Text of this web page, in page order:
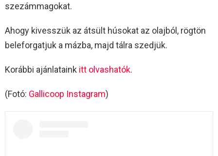
szezámmagokat.
Ahogy kivesszük az átsült húsokat az olajból, rögtön
beleforgatjuk a mázba, majd tálra szedjük.
Korábbi ajánlataink itt olvashatók.
(Fotó: Gallicoop Instagram)